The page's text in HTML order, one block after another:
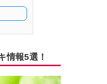
情報5選！